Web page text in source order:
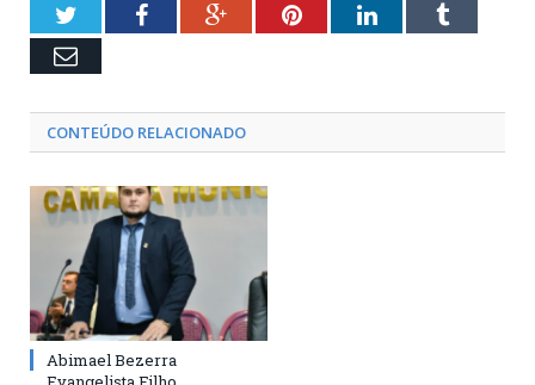
TwitterFacebookGoogle+PinterestLinkedInTumblr
Email
CONTEÚDO RELACIONADO
Abimael Bezerra